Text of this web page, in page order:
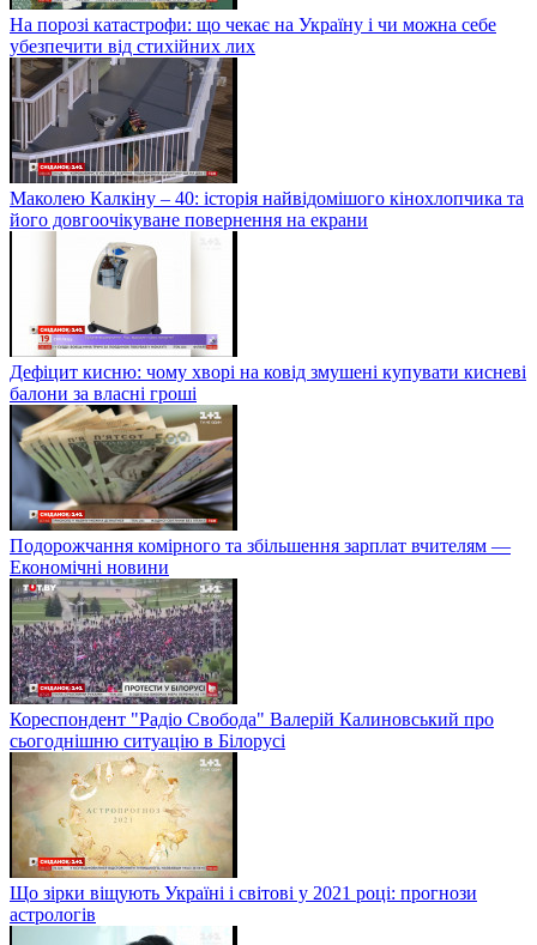
На порозі катастрофи: що чекає на Україну і чи можна себе
убезпечити від стихійних лих
Маколею Калкіну – 40: історія найвідомішого кінохлопчика та
його довгоочікуване повернення на екрани
Дефіцит кисню: чому хворі на ковід змушені купувати кисневі
балони за власні гроші
Подорожчання комірного та збільшення зарплат вчителям —
Економічні новини
Кореспондент "Радіо Свобода" Валерій Калиновський про
сьогоднішню ситуацію в Білорусі
Що зірки віщують Україні і світові у 2021 році: прогнози
астрологів